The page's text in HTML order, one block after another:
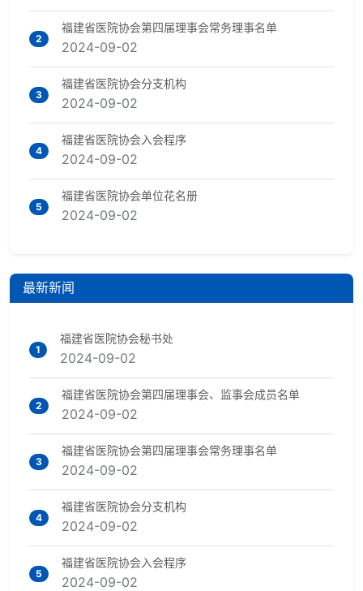
2
福建省医院协会第四届理事会常务理事名单
2024-09-02
3
福建省医院协会分支机构
2024-09-02
4
福建省医院协会入会程序
2024-09-02
5
福建省医院协会单位花名册
2024-09-02
最新新闻
1
福建省医院协会秘书处
2024-09-02
2
福建省医院协会第四届理事会、监事会成员名单
2024-09-02
3
福建省医院协会第四届理事会常务理事名单
2024-09-02
4
福建省医院协会分支机构
2024-09-02
5
福建省医院协会入会程序
2024-09-02